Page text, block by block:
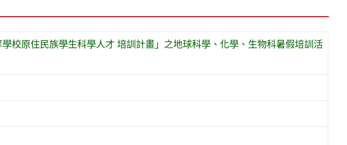
學校原住民族學生科學人才 培訓計畫」之地球科學、化學、生物科暑假培訓活